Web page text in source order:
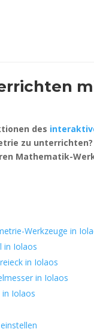
des
zu
Mathematik-
Werkzeuge in
in Iolaos
in Iolaos
in Iolaos
Iolaos